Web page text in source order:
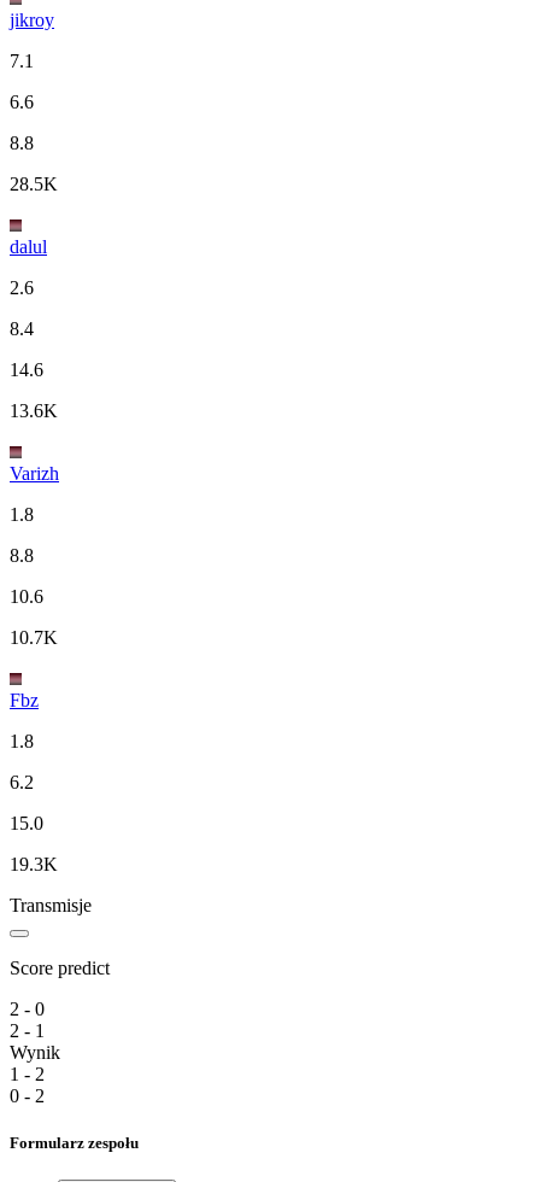
jikroy
7.1
6.6
8.8
28.5K
dalul
2.6
8.4
14.6
13.6K
Varizh
1.8
8.8
10.6
10.7K
Fbz
1.8
6.2
15.0
19.3K
Transmisje
Score predict
2 - 0
2 - 1
Wynik
1 - 2
0 - 2
Formularz zespołu